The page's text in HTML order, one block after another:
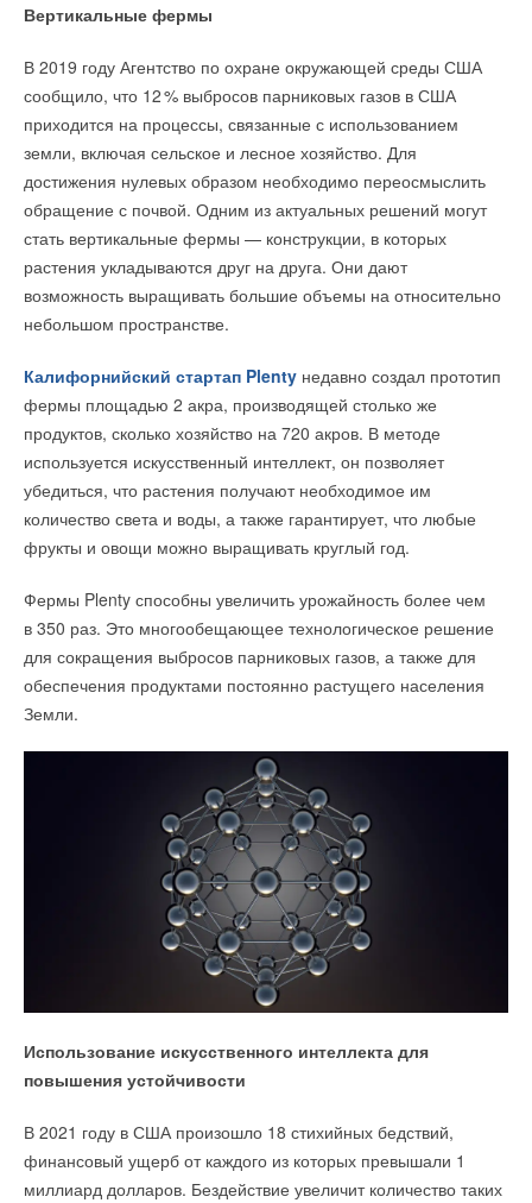
Вертикальные фермы
В 2019 году Агентство по охране окружающей среды США
сообщило, что 12% выбросов парниковых газов в США
приходится на процессы, связанные с использованием
земли, включая сельское и лесное хозяйство. Для
достижения нулевых образом необходимо переосмыслить
обращение с почвой. Одним из актуальных решений могут
стать вертикальные фермы — конструкции, в которых
растения укладываются друг на друга. Они дают
возможность выращивать большие объемы на относительно
небольшом пространстве.
Калифорнийский стартап Plenty недавно создал прототип
фермы площадью 2 акра, производящей столько же
продуктов, сколько хозяйство на 720 акров. В методе
используется искусственный интеллект, он позволяет
убедиться, что растения получают необходимое им
количество света и воды, а также гарантирует, что любые
фрукты и овощи можно выращивать круглый год.
Фермы Plenty способны увеличить урожайность более чем
в 350 раз. Это многообещающее технологическое решение
для сокращения выбросов парниковых газов, а также для
обеспечения продуктами постоянно растущего населения
Земли.
Использование искусственного интеллекта для
повышения устойчивости
В 2021 году в США произошло 18 стихийных бедствий,
финансовый ущерб от каждого из которых превышали 1
миллиард долларов. Бездействие увеличит количество таких